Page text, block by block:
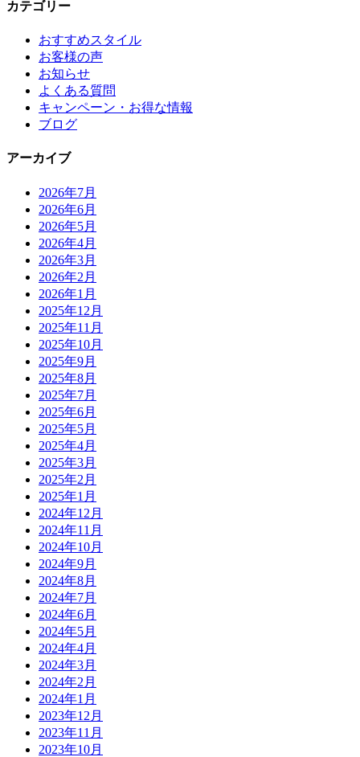
カテゴリー
おすすめスタイル
お客様の声
お知らせ
よくある質問
キャンペーン・お得な情報
ブログ
アーカイブ
2026年7月
2026年6月
2026年5月
2026年4月
2026年3月
2026年2月
2026年1月
2025年12月
2025年11月
2025年10月
2025年9月
2025年8月
2025年7月
2025年6月
2025年5月
2025年4月
2025年3月
2025年2月
2025年1月
2024年12月
2024年11月
2024年10月
2024年9月
2024年8月
2024年7月
2024年6月
2024年5月
2024年4月
2024年3月
2024年2月
2024年1月
2023年12月
2023年11月
2023年10月